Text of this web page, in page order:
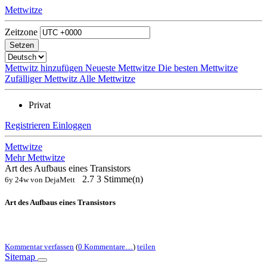
Mettwitze
Zeitzone
Mettwitz hinzufügen Neueste Mettwitze Die besten Mettwitze
Zufälliger Mettwitz Alle Mettwitze
Privat
Registrieren Einloggen
Mettwitze
Mehr Mettwitze
Art des Aufbaus eines Transistors
6y 24w von DejaMett 2.7 3 Stimme(n)
Art des Aufbaus eines Transistors
Kommentar verfassen (0 Kommentare…) teilen
Sitemap